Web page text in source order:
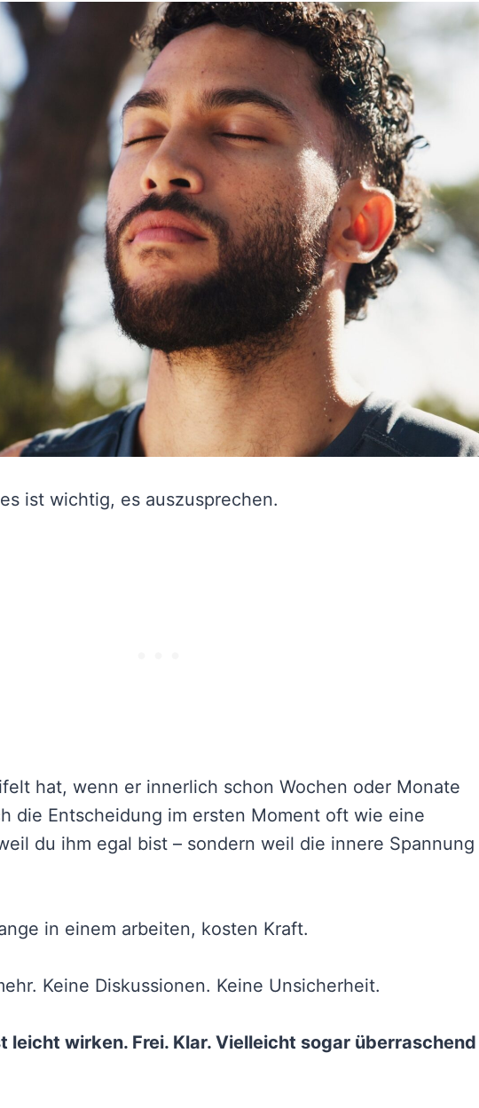
ist wichtig, es auszusprechen.
hat, wenn er innerlich schon Wochen oder Monate
die Entscheidung im ersten Moment oft wie eine
du ihm egal bist – sondern weil die innere Spannung
in einem arbeiten, kosten Kraft.
Keine Diskussionen. Keine Unsicherheit.
leicht wirken. Frei. Klar. Vielleicht sogar überraschend